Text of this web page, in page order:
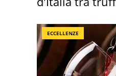
ECCELLENZE